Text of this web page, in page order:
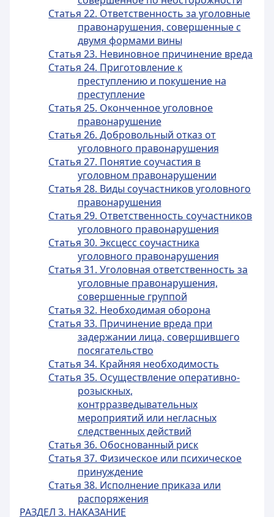
Статья 22. Ответственность за уголовные
правонарушения, совершенные с
двумя формами вины
Статья 23. Невиновное причинение вреда
Статья 24. Приготовление к
преступлению и покушение на
преступление
Статья 25. Оконченное уголовное
правонарушение
Статья 26. Добровольный отказ от
уголовного правонарушения
Статья 27. Понятие соучастия в
уголовном правонарушении
Статья 28. Виды соучастников уголовного
правонарушения
Статья 29. Ответственность соучастников
уголовного правонарушения
Статья 30. Эксцесс соучастника
уголовного правонарушения
Статья 31. Уголовная ответственность за
уголовные правонарушения,
совершенные группой
Статья 32. Необходимая оборона
Статья 33. Причинение вреда при
задержании лица, совершившего
посягательство
Статья 34. Крайняя необходимость
Статья 35. Осуществление оперативно-
розыскных,
контрразведывательных
мероприятий или негласных
следственных действий
Статья 36. Обоснованный риск
Статья 37. Физическое или психическое
принуждение
Статья 38. Исполнение приказа или
распоряжения
РАЗДЕЛ 3. НАКАЗАНИЕ